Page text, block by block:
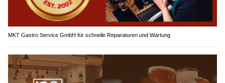
MKT Gastro Service GmbH für schnelle Reparaturen und Wartung